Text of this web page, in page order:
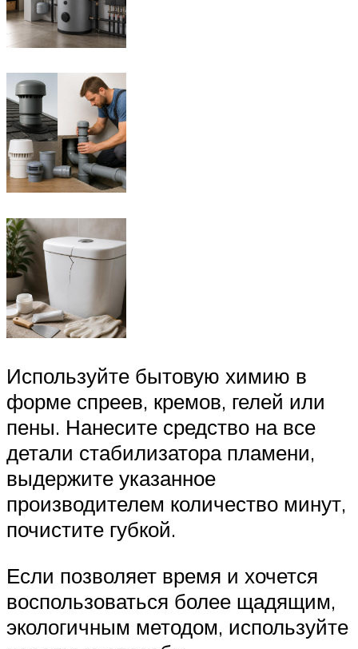
Используйте бытовую химию в
форме спреев, кремов, гелей или
пены. Нанесите средство на все
детали стабилизатора пламени,
выдержите указанное
производителем количество минут,
почистите губкой.
Если позволяет время и хочется
воспользоваться более щадящим,
экологичным методом, используйте